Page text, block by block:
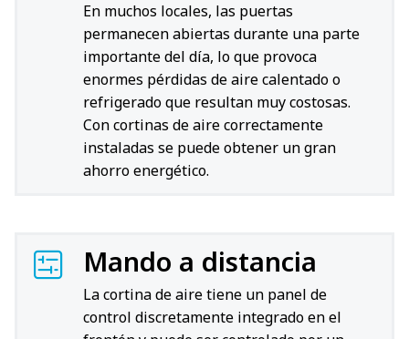
En muchos locales, las puertas
permanecen abiertas durante una parte
importante del día, lo que provoca
enormes pérdidas de aire calentado o
refrigerado que resultan muy costosas.
Con cortinas de aire correctamente
instaladas se puede obtener un gran
ahorro energético.
Mando a distancia
La cortina de aire tiene un panel de
control discretamente integrado en el